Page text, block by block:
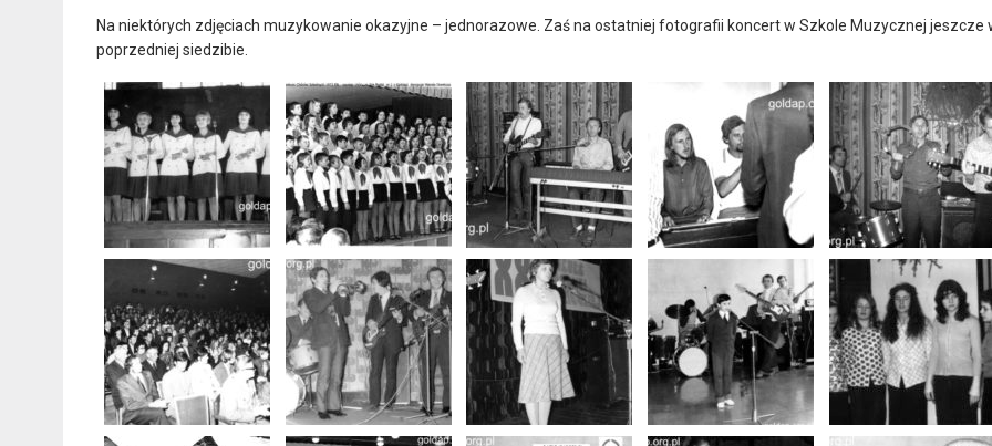
Na niektórych zdjęciach muzykowanie okazyjne – jednorazowe. Zaś na ostatniej fotografii koncert w Szkole Muzycznej jeszcze
poprzedniej siedzibie.